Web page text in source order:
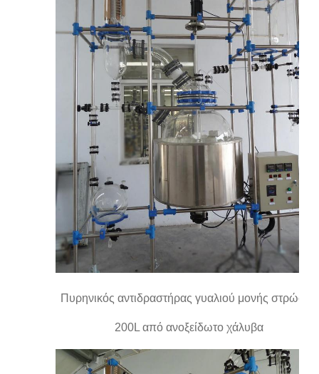
Πυρηνικός αντιδραστήρας γυαλιού μονής στρώσης
200L από ανοξείδωτο χάλυβα